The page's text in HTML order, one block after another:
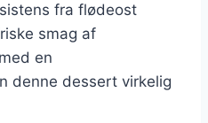
fra flødeost
smag af
en
denne dessert virkelig